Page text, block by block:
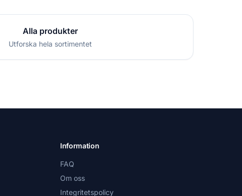
Alla produkter
Utforska hela sortimentet
Information
FAQ
Om oss
Integritetspolicy